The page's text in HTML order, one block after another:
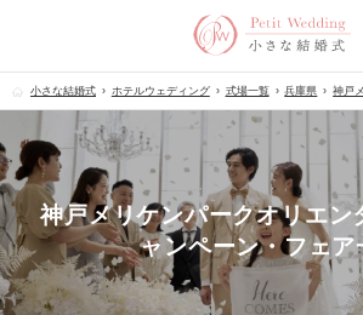
小さな結婚式 ホテルウェディング 式場一覧 兵庫県 神戸
神戸メリケンパークオリエン
ャンペーン・フェア